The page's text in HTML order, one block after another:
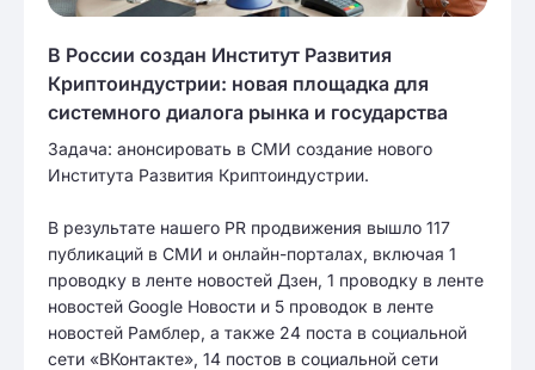
В России создан Институт Развития
Криптоиндустрии: новая площадка для
системного диалога рынка и государства
Задача: анонсировать в СМИ создание нового
Института Развития Криптоиндустрии.
В результате нашего PR продвижения вышло 117
публикаций в СМИ и онлайн-порталах, включая 1
проводку в ленте новостей Дзен, 1 проводку в ленте
новостей Google Новости и 5 проводок в ленте
новостей Рамблер, а также 24 поста в социальной
сети «ВКонтакте», 14 постов в социальной сети